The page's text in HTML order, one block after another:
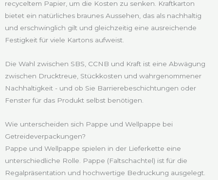
recyceltem Papier, um die Kosten zu senken. Kraftkarton
bietet ein natürliches braunes Aussehen, das als nachhaltig
und erschwinglich gilt und gleichzeitig eine ausreichende
Festigkeit für viele Kartons aufweist.
Die Wahl zwischen SBS, CCNB und Kraft ist eine Abwägung
zwischen Drucktreue, Stückkosten und wahrgenommener
Nachhaltigkeit - und ob Sie Barrierebeschichtungen oder
Fenster für das Produkt selbst benötigen.
Wie unterscheiden sich Pappe und Wellpappe bei
Getreideverpackungen?
Pappe und Wellpappe spielen in der Lieferkette eine
unterschiedliche Rolle. Pappe (Faltschachtel) ist für die
Regalpräsentation und hochwertige Bedruckung ausgelegt.